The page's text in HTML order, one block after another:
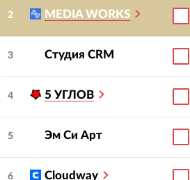
2 MEDIA WORKS
3 Студия CRM
4 5 УГЛОВ
5 Эм Си Арт
6 Cloudway